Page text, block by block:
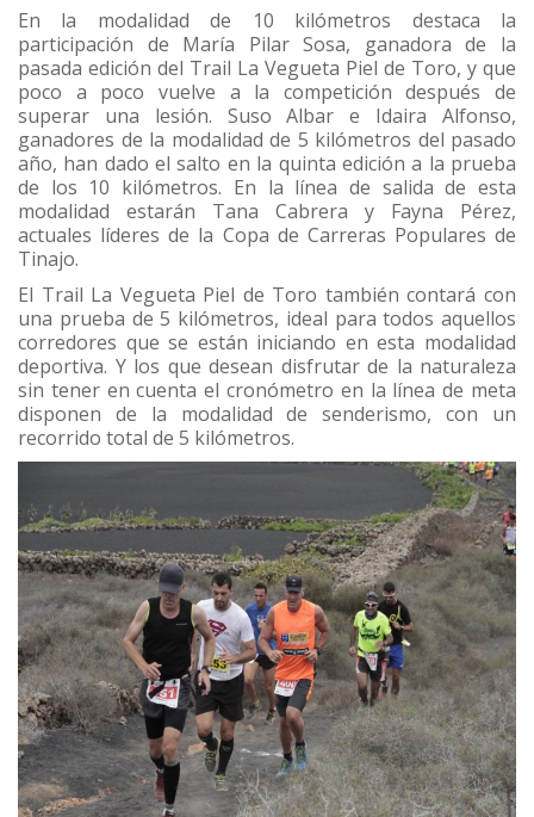
En la modalidad de 10 kilómetros destaca la
participación de María Pilar Sosa, ganadora de la
pasada edición del Trail La Vegueta Piel de Toro, y que
poco a poco vuelve a la competición después de
superar una lesión. Suso Albar e Idaira Alfonso,
ganadores de la modalidad de 5 kilómetros del pasado
año, han dado el salto en la quinta edición a la prueba
de los 10 kilómetros. En la línea de salida de esta
modalidad estarán Tana Cabrera y Fayna Pérez,
actuales líderes de la Copa de Carreras Populares de
Tinajo.
El Trail La Vegueta Piel de Toro también contará con
una prueba de 5 kilómetros, ideal para todos aquellos
corredores que se están iniciando en esta modalidad
deportiva. Y los que desean disfrutar de la naturaleza
sin tener en cuenta el cronómetro en la línea de meta
disponen de la modalidad de senderismo, con un
recorrido total de 5 kilómetros.